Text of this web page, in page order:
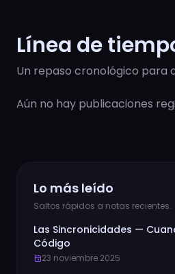
Línea de
Un repaso cronológico para
Aún no hay publicaciones
Lo más leído
Saltos rápidos a notas recientes.
Las Sincronicidades —
Código
event23 noviembre 2025